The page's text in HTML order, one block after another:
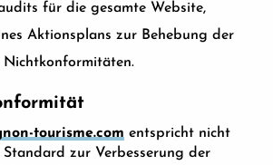
für die gesamte Website,
Aktionsplans zur Behebung der
tourisme.com entspricht nicht
zur Verbesserung der